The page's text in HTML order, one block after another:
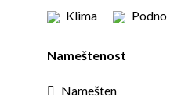
Klima Podno
Nameštenost
Namešten